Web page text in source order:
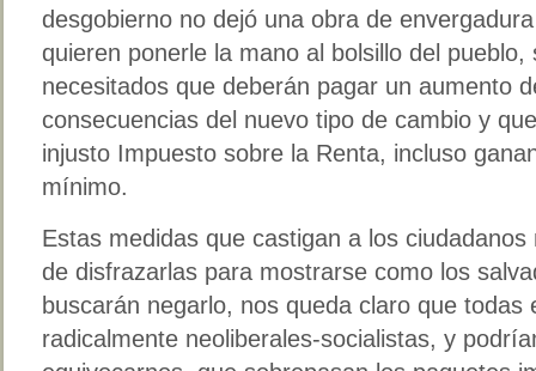
desgobierno no dejó una obra de
quieren ponerle la mano al bolsillo del
necesitados que deberán pagar un aumento
consecuencias del nuevo tipo de cambio y
injusto Impuesto sobre la Renta, incluso
mínimo.
Estas medidas que castigan a los
de disfrazarlas para mostrarse como los
buscarán negarlo, nos queda claro que todas
radicalmente neoliberales-socialistas, y